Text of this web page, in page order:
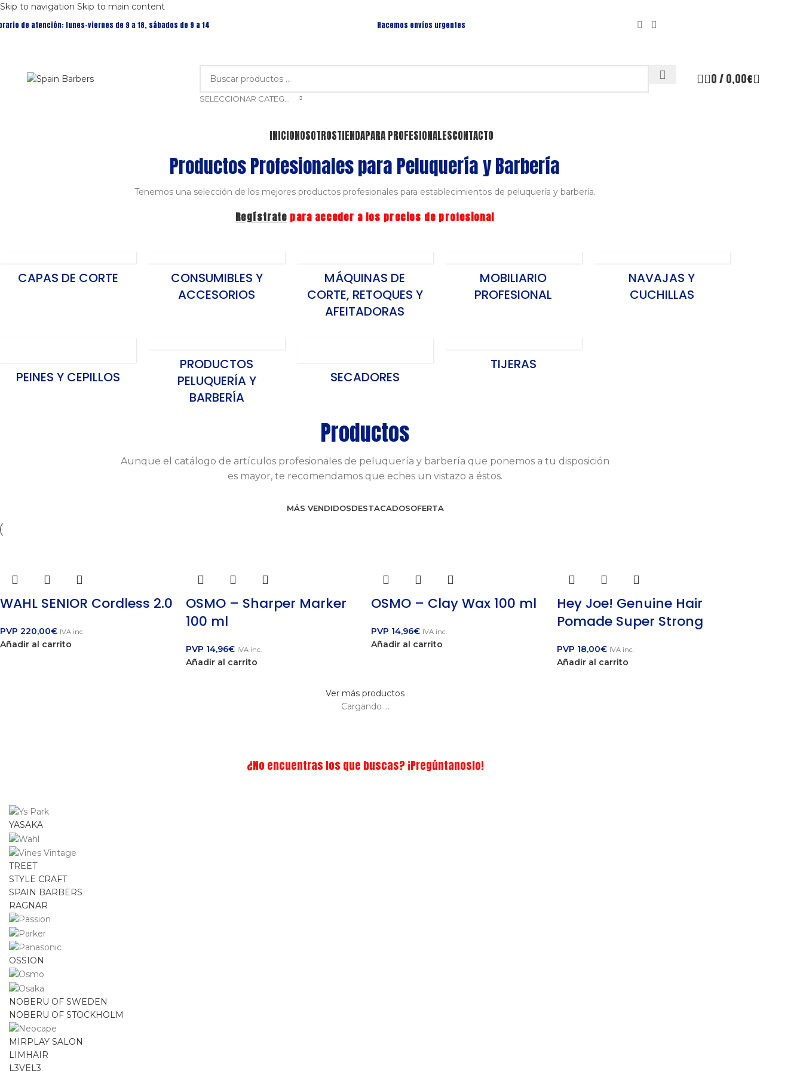
Skip to navigation Skip to main content
de atención: lunes-viernes de 9 a 18, sábados de 9 a 14
Hacemos envíos urgentes
0/ 0,00€
INICIONOSOTROSTIENDAPARA PROFESIONALESCONTACTO
Productos Profesionales para Peluquería y Barbería
Tenemos una selección de los mejores productos profesionales para establecimientos de peluquería y barbería.
Regístrate para acceder a los precios de profesional
CAPAS DE CORTE
CONSUMIBLES Y
ACCESORIOS
MÁQUINAS DE
CORTE, RETOQUES Y
AFEITADORAS
MOBILIARIO
PROFESIONAL
NAVAJAS Y
CUCHILLAS
PEINES Y CEPILLOS
PRODUCTOS
PELUQUERÍA Y
BARBERÍA
SECADORES
TIJERAS
Productos
Aunque el catálogo de artículos profesionales de peluquería y barbería que ponemos a tu disposición
es mayor, te recomendamos que eches un vistazo a éstos.
MÁS VENDIDOSDESTACADOSOFERTA
WAHL SENIOR Cordless 2.0
PVP 220,00€ IVA inc.
Añadir al carrito
OSMO – Sharper Marker
100 ml
PVP 14,96€ IVA inc.
Añadir al carrito
OSMO – Clay Wax 100 ml
PVP 14,96€ IVA inc.
Añadir al carrito
Hey Joe! Genuine Hair
Pomade Super Strong
PVP 18,00€ IVA inc.
Añadir al carrito
Ver más productos
Cargando ...
¿No encuentras los que buscas? ¡Pregúntanoslo!
YASAKA
TREET
STYLE CRAFT
SPAIN BARBERS
RAGNAR
OSSION
NOBERU OF SWEDEN
NOBERU OF STOCKHOLM
MIRPLAY SALON
LIMHAIR
L3VEL3